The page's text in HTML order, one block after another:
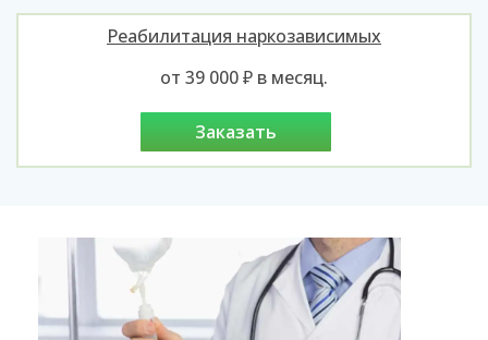
Реабилитация наркозависимых
от 39 000 ₽ в месяц.
заказать